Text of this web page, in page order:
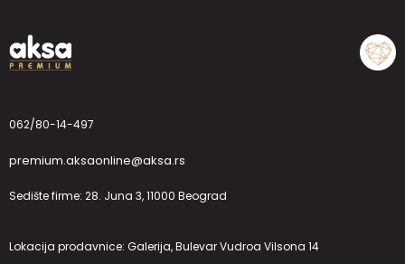
062/80-14-497
premium.aksaonline@aksa.rs
Sedište firme: 28. Juna 3, 11000 Beograd
Lokacija prodavnice: Galerija, Bulevar Vudroa Vilsona 14